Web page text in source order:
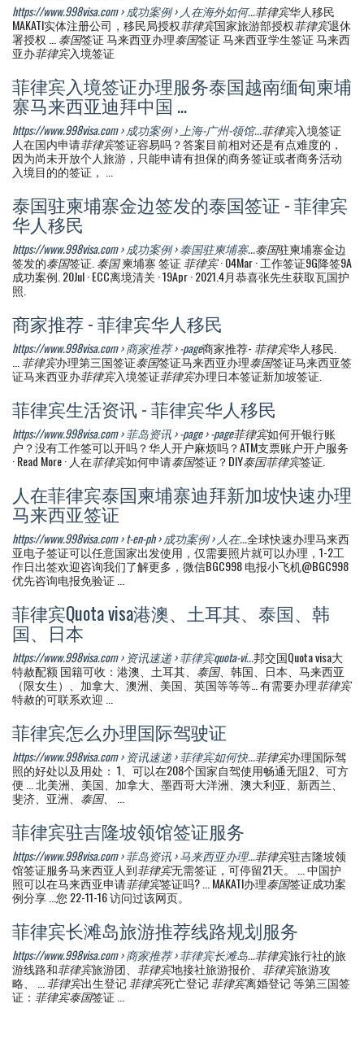
https://www.998visa.com › 成功案例 › 人在海外如何...菲律宾华人移民
MAKATI实体注册公司，移民局授权菲律宾国家旅游部授权菲律宾退休
署授权 ... 泰国签证 马来西亚办理泰国签证 马来西亚学生签证 马来西
亚办菲律宾入境签证
菲律宾入境签证办理服务泰国越南缅甸柬埔
寨马来西亚迪拜中国 ...
https://www.998visa.com › 成功案例 › 上海-广州-领馆...菲律宾入境签证
人在国内申请菲律宾签证容易吗？答案目前相对还是有点难度的，
因为尚未开放个人旅游，只能申请有担保的商务签证或者商务活动
入境目的的签证， ...
泰国驻柬埔寨金边签发的泰国签证 - 菲律宾
华人移民
https://www.998visa.com › 成功案例 › 泰国驻柬埔寨...泰国驻柬埔寨金边
签发的泰国签证. 泰国柬埔寨 签证菲律宾· 04Mar · 工作签证9G降签9A
成功案例. 20Jul · ECC离境清关 · 19Apr · 2021.4月恭喜张先生获取瓦国护
照.
商家推荐 - 菲律宾华人移民
https://www.998visa.com › 商家推荐 › -page商家推荐-菲律宾华人移民.
菲律宾办理第三国签证泰国签证马来西亚办理泰国签证马来西亚签
证马来西亚办菲律宾入境签证菲律宾办理日本签证新加坡签证.
菲律宾生活资讯 - 菲律宾华人移民
https://www.998visa.com › 菲岛资讯 › -page › -page菲律宾如何开银行账
户？没有工作签可以开吗？华人开户麻烦吗？ATM支票账户开户服务
· Read More · 人在菲律宾如何申请泰国签证？DIY泰国菲律宾签证.
人在菲律宾泰国柬埔寨迪拜新加坡快速办理
马来西亚签证
https://www.998visa.com › t-en-ph › 成功案例 › 人在...全球快速办理马来西
亚电子签证可以任意国家出发使用，仅需要照片就可以办理，1-2工
作日出签欢迎咨询我们了解更多，微信BGC998 电报小飞机@BGC998
优先咨询电报免验证 ...
菲律宾Quota visa港澳、土耳其、泰国、韩
国、日本
https://www.998visa.com › 资讯速递 › 菲律宾quota-vi...邦交国Quota visa大
特赦配额️ 国籍可收：港澳、土耳其、 泰国、韩国、日本、马来西亚
（限女生）、加拿大、澳洲、美国、英国等等等… 有需要办理菲律宾
特赦的可联系欢迎 ...
菲律宾怎么办理国际驾驶证
https://www.998visa.com › 资讯速递 › 菲律宾如何快...菲律宾办理国际驾
照的好处以及用处： 1、可以在208个国家自驾使用畅通无阻2、可方
便 ... 北美洲、美国、加拿大、墨西哥大洋洲、澳大利亚、新西兰、
斐济、亚洲、 泰国、 ...
菲律宾驻吉隆坡领馆签证服务
https://www.998visa.com › 菲岛资讯 › 马来西亚办理...菲律宾驻吉隆坡领
馆签证服务马来西亚人到菲律宾无需签证，可停留21天。 ... 中国护
照可以在马来西亚申请菲律宾签证吗? ... MAKATI办理泰国签证成功案
例分享 ...您 22-11-16 访问过该网页。
菲律宾长滩岛旅游推荐线路规划服务
https://www.998visa.com › 商家推荐 › 菲律宾长滩岛...菲律宾旅行社的旅
游线路和菲律宾旅游团、 菲律宾地接社旅游报价、 菲律宾旅游攻
略、 ... 菲律宾出生登记菲律宾死亡登记菲律宾离婚登记 等第三国签
证： 菲律宾泰国签证 ...